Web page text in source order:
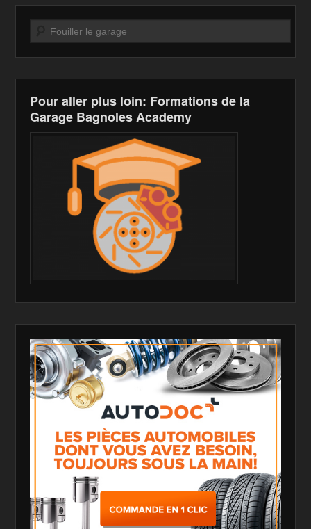
o
k
W
is
h
Li
st
k
Recherche
Pour aller plus loin: Formations de la
Garage Bagnoles Academy